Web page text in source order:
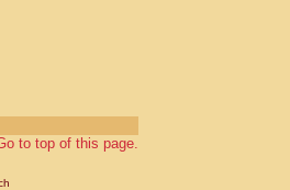
to top of this page.